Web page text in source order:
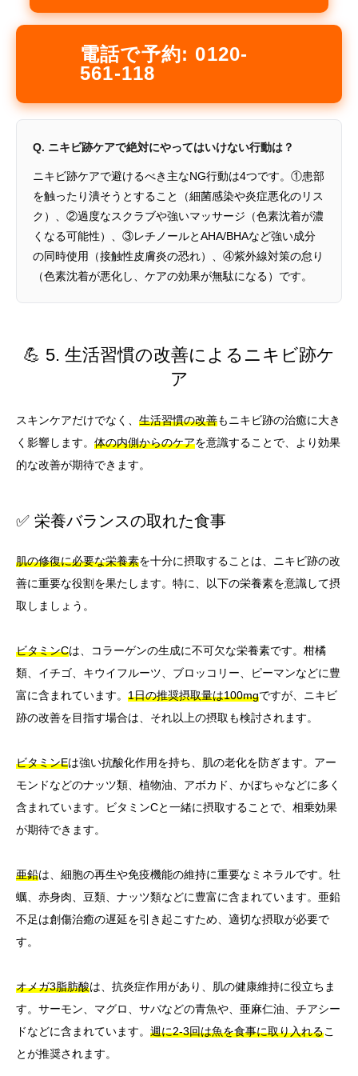
電話で予約: 0120-
561-118
Q. ニキビ跡ケアで絶対にやってはいけない行動は？
ニキビ跡ケアで避けるべき主なNG行動は4つです。①患部
を触ったり潰そうとすること（細菌感染や炎症悪化のリス
ク）、②過度なスクラブや強いマッサージ（色素沈着が濃
くなる可能性）、③レチノールとAHA/BHAなど強い成分
の同時使用（接触性皮膚炎の恐れ）、④紫外線対策の怠り
（色素沈着が悪化し、ケアの効果が無駄になる）です。
💪 5. 生活習慣の改善によるニキビ跡ケ
ア
スキンケアだけでなく、 生活習慣の改善もニキビ跡の治癒に大き
く影響します。 体の内側からのケアを意識することで、より効果
的な改善が期待できます。
✅ 栄養バランスの取れた食事
肌の修復に必要な栄養素を十分に摂取することは、ニキビ跡の改
善に重要な役割を果たします。特に、以下の栄養素を意識して摂
取しましょう。
ビタミンCは、コラーゲンの生成に不可欠な栄養素です。柑橘
類、イチゴ、キウイフルーツ、ブロッコリー、ピーマンなどに豊
富に含まれています。 1日の推奨摂取量は100mgですが、ニキビ
跡の改善を目指す場合は、それ以上の摂取も検討されます。
ビタミンEは強い抗酸化作用を持ち、肌の老化を防ぎます。アー
モンドなどのナッツ類、植物油、アボカド、かぼちゃなどに多く
含まれています。ビタミンCと一緒に摂取することで、相乗効果
が期待できます。
亜鉛は、細胞の再生や免疫機能の維持に重要なミネラルです。牡
蠣、赤身肉、豆類、ナッツ類などに豊富に含まれています。亜鉛
不足は創傷治癒の遅延を引き起こすため、適切な摂取が必要で
す。
オメガ3脂肪酸は、抗炎症作用があり、肌の健康維持に役立ちま
す。サーモン、マグロ、サバなどの青魚や、亜麻仁油、チアシー
ドなどに含まれています。 週に2-3回は魚を食事に取り入れるこ
とが推奨されます。